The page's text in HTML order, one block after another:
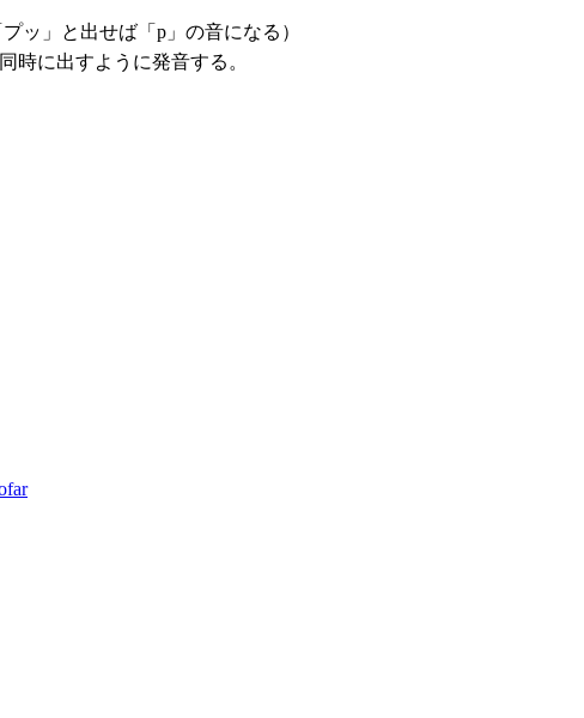
ッ」と出せば「p」の音になる）
時に出すように発音する。